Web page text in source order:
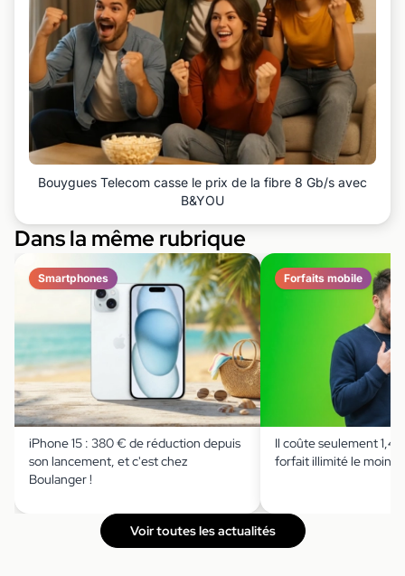
Bouygues Telecom casse le prix de la fibre 8 Gb/s avec
B&YOU
Dans la même rubrique
Smartphones
iPhone 15 : 380 € de réduction depuis
son lancement, et c'est chez
Boulanger !
Forfaits mobile
Il coûte seulement
forfait illimité le moins
Voir toutes les actualités